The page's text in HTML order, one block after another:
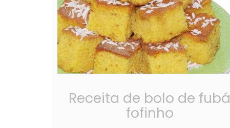
Receita de bolo de fubá
fofinho